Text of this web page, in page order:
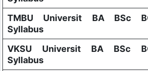
TMBU Universit BA BSc
Syllabus
VKSU Universit BA BSc
Syllabus